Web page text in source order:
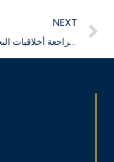
NEXT
حصلت كلية الصيدلة على الاعتماد الرسمي كـ لجنة مؤسسية لمراجعة أخلاقيات البحوث الطبية